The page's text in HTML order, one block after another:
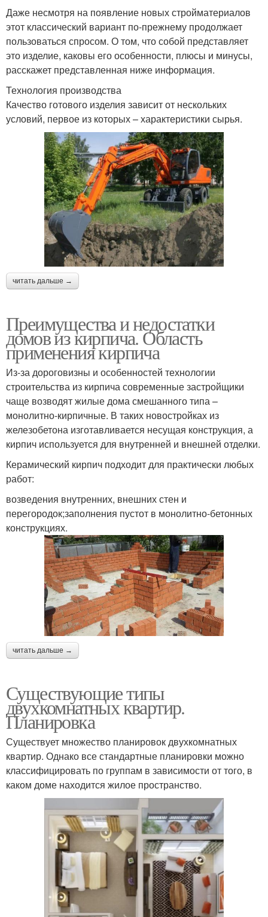
Даже несмотря на появление новых стройматериалов
этот классический вариант по-прежнему продолжает
пользоваться спросом. О том, что собой представляет
это изделие, каковы его особенности, плюсы и минусы,
расскажет представленная ниже информация.
Технология производства
Качество готового изделия зависит от нескольких
условий, первое из которых – характеристики сырья.
читать дальше →
Преимущества и недостатки
домов из кирпича. Область
применения кирпича
Из-за дороговизны и особенностей технологии
строительства из кирпича современные застройщики
чаще возводят жилые дома смешанного типа –
монолитно-кирпичные. В таких новостройках из
железобетона изготавливается несущая конструкция, а
кирпич используется для внутренней и внешней отделки.
Керамический кирпич подходит для практически любых
работ:
возведения внутренних, внешних стен и
перегородок;заполнения пустот в монолитно-бетонных
конструкциях.
читать дальше →
Существующие типы
двухкомнатных квартир.
Планировка
Существует множество планировок двухкомнатных
квартир. Однако все стандартные планировки можно
классифицировать по группам в зависимости от того, в
каком доме находится жилое пространство.